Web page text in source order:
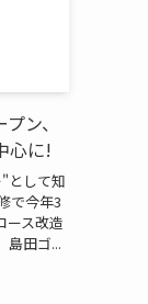
ン、
心に!
として知
で今年3
ース改造
島田ゴ...